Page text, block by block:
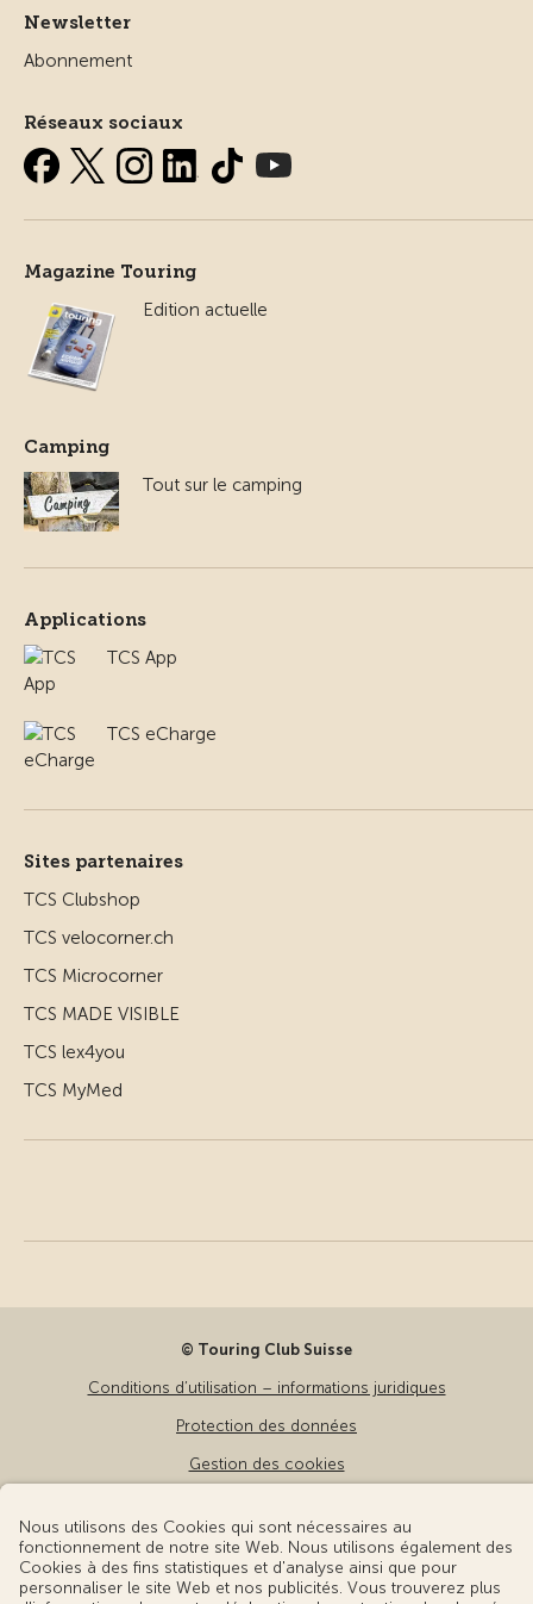
Newsletter
Abonnement
Réseaux sociaux
Magazine Touring
Edition actuelle
Camping
Tout sur le camping
Applications
TCS App
TCS eCharge
Sites partenaires
TCS Clubshop
TCS velocorner.ch
TCS Microcorner
TCS MADE VISIBLE
TCS lex4you
TCS MyMed
© Touring Club Suisse
Conditions d’utilisation – informations juridiques
Protection des données
Gestion des cookies